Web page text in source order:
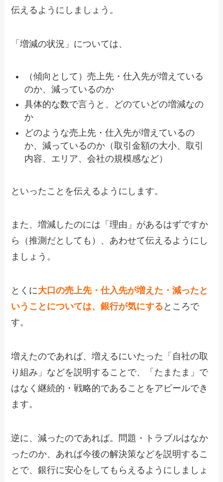
伝えるようにしましょう。
「増減の状況」については、
（傾向として）売上先・仕入先が増えている
のか、減っているのか
具体的な数で言うと、どのていどの増減なの
か
どのような売上先・仕入先が増えているの
か、減っているのか（取引金額の大小、取引
内容、エリア、会社の規模感など）
といったことを伝えるようにします。
また、増減したのには「理由」があるはずですか
ら（推測だとしても）、あわせて伝えるようにし
ましょう。
とくに大口の売上先・仕入先が増えた・減ったと
いうことについては、銀行が気にする ところで
す。
増えたのであれば、増えるにいたった「自社の取
り組み」などを説明することで、「たまたま」で
はなく継続的・戦略的であることをアピールでき
ます。
逆に、減ったのであれば。問題・トラブルはなか
ったのか、あれば今後の解決策などを説明するこ
とで、銀行に安心をしてもらえるようにしましょ